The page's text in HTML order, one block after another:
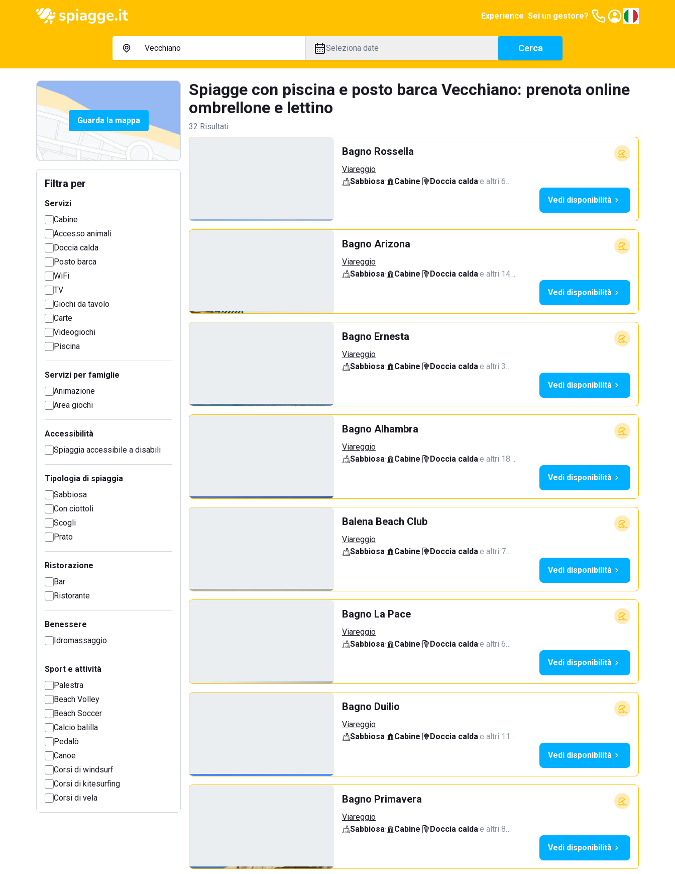
Experience Sei un gestore?
Seleziona date Cerca
Guarda la mappa
Filtra per
Servizi
Cabine
Accesso animali
Doccia calda
Posto barca
WiFi
TV
Giochi da tavolo
Carte
Videogiochi
Piscina
Servizi per famiglie
Animazione
Area giochi
Accessibilità
Spiaggia accessibile a disabili
Tipologia di spiaggia
Sabbiosa
Con ciottoli
Scogli
Prato
Ristorazione
Bar
Ristorante
Benessere
Idromassaggio
Sport e attività
Palestra
Beach Volley
Beach Soccer
Calcio balilla
Pedalò
Canoe
Corsi di windsurf
Corsi di kitesurfing
Corsi di vela
Spiagge con piscina e posto barca Vecchiano: prenota online
ombrellone e lettino
32 Risultati
Bagno Rossella
Viareggio
Sabbiosa· Cabine· Doccia calda·e altri 6…
Vedi disponibilità
Bagno Arizona
Viareggio
Sabbiosa· Cabine· Doccia calda·e altri 14…
Vedi disponibilità
Bagno Ernesta
Viareggio
Sabbiosa· Cabine· Doccia calda·e altri 3…
Vedi disponibilità
Bagno Alhambra
Viareggio
Sabbiosa· Cabine· Doccia calda·e altri 18…
Vedi disponibilità
Balena Beach Club
Viareggio
Sabbiosa· Cabine· Doccia calda·e altri 7…
Vedi disponibilità
Bagno La Pace
Viareggio
Sabbiosa· Cabine· Doccia calda·e altri 6…
Vedi disponibilità
Bagno Duilio
Viareggio
Sabbiosa· Cabine· Doccia calda·e altri 11…
Vedi disponibilità
Bagno Primavera
Viareggio
Sabbiosa· Cabine· Doccia calda·e altri 8…
Vedi disponibilità